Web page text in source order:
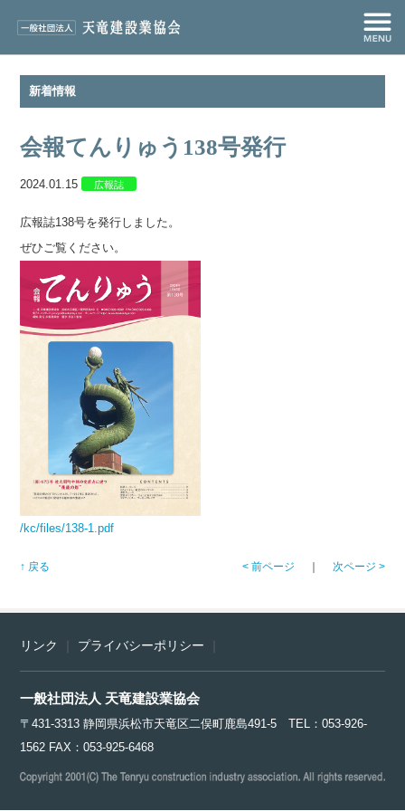
新着情報
会報てんりゅう138号発行
2024.01.15 広報誌
広報誌138号を発行しました。
ぜひご覧ください。
/kc/files/138-1.pdf
↑ 戻る 次ページ >
< 前ページ
リンク プライバシーポリシー
一般社団法人 天竜建設業協会
〒431-3313 静岡県浜松市天竜区二俣町鹿島491-5 TEL：053-926-
1562 FAX：053-925-6468